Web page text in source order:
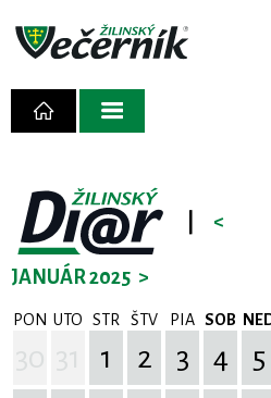
<
JANUÁR 2025 >
PON UTO STR ŠTV PIA SOB
1 2 3 4
5